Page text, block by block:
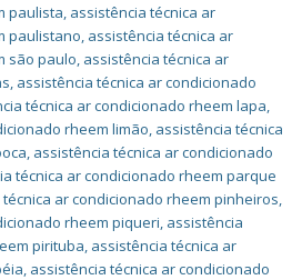
paulista, assistência técnica ar
paulistano, assistência técnica ar
são paulo, assistência técnica ar
, assistência técnica ar condicionado
técnica ar condicionado rheem lapa,
rheem limão, assistência técnica
, assistência técnica ar condicionado
técnica ar condicionado rheem parque
ar condicionado rheem pinheiros,
rheem piqueri, assistência
pirituba, assistência técnica ar
, assistência técnica ar condicionado